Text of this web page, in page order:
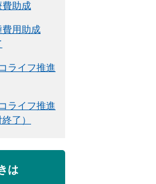
費助成
費用助成
ライフ推進
ライフ推進
了）
は